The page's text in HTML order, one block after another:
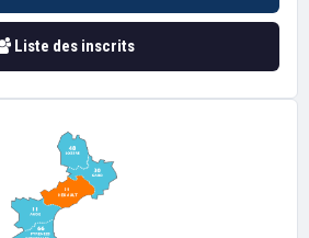
Liste des inscrits